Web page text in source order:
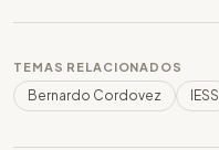
TEMAS RELACIONADOS
Bernardo Cordovez IESS